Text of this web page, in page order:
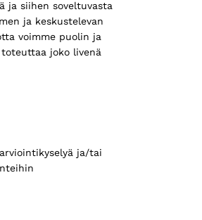
ja siihen soveltuvasta
ja keskustelevan
voimme puolin ja
joko livenä
ja/tai